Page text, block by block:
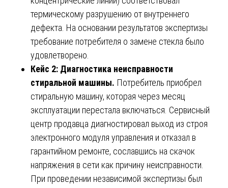
термическому разрушению от внутреннего
дефекта. На основании результатов экспертизы
требование потребителя о замене стекла было
удовлетворено.
Кейс 2: Диагностика неисправности
стиральной машины. Потребитель приобрел
стиральную машину, которая через месяц
эксплуатации перестала включаться. Сервисный
центр продавца диагностировал выход из строя
электронного модуля управления и отказал в
гарантийном ремонте, сославшись на скачок
напряжения в сети как причину неисправности.
При проведении независимой экспертизы был